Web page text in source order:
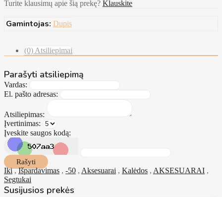
Turite klausimų apie šią prekę? Klauskite
Gamintojas: Dupis
(0) Atsiliepimai
Parašyti atsiliepimą
Vardas:
El. pašto adresas:
Atsiliepimas:
Įvertinimas:
Įveskite saugos kodą:
Rašyti
Iki,Išpardavimas , -50 , Aksesuarai , Kalėdos , AKSESUARAI ,
Segtukai
Susijusios prekės